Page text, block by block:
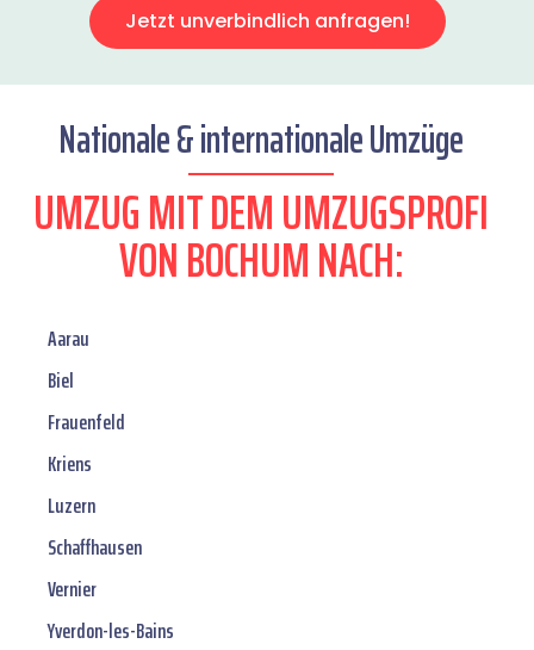
Jetzt unverbindlich anfragen!
Nationale & internationale Umzüge
UMZUG MIT DEM UMZUGSPROFI
VON BOCHUM NACH:
Aarau
Biel
Frauenfeld
Kriens
Luzern
Schaffhausen
Vernier
Yverdon-les-Bains